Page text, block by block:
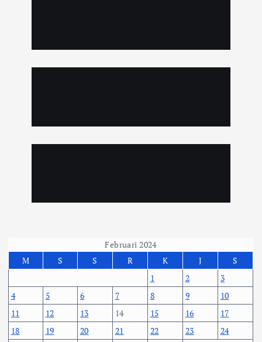
Februari 2024
M
S S R K J
S
1
2
3
4
5 6 7 8 9
10
11
12 13 14 15 16
17
18
19 20 21 22 23
24